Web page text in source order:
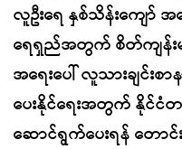
လူဦးရေ နှစ်သိန်းကျော်
ရေရှည်အတွက် စိတ်ကျန်းမ
အရေးပေါ် လူသားချင်း
ပေးနိုင်ရေးအတွက် နိုင်ငံ
ဆောင်ရွက်ပေးရန် တော